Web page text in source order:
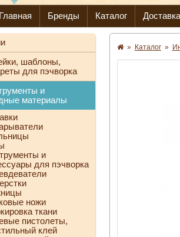
Главная Бренды Каталог Доставка
шаблоны,
для пэчворка
и
материалы
и
для пэчворка
ножи
ткани
пистолеты,
клей
» Каталог »